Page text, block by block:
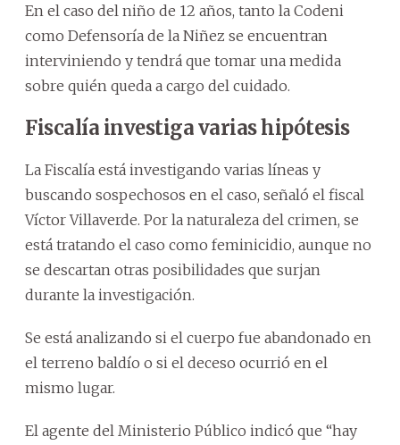
En el caso del niño de 12 años, tanto la Codeni
como Defensoría de la Niñez se encuentran
interviniendo y tendrá que tomar una medida
sobre quién queda a cargo del cuidado.
Fiscalía investiga varias hipótesis
La Fiscalía está investigando varias líneas y
buscando sospechosos en el caso, señaló el fiscal
Víctor Villaverde. Por la naturaleza del crimen, se
está tratando el caso como feminicidio, aunque no
se descartan otras posibilidades que surjan
durante la investigación.
Se está analizando si el cuerpo fue abandonado en
el terreno baldío o si el deceso ocurrió en el
mismo lugar.
El agente del Ministerio Público indicó que “hay